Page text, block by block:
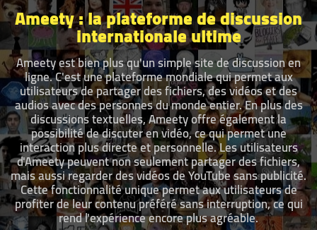
Ameety : la plateforme de discussion
internationale ultime
Ameety est bien plus qu'un simple site de discussion en
ligne. C'est une plateforme mondiale qui permet aux
utilisateurs de partager des fichiers, des vidéos et des
audios avec des personnes du monde entier. En plus des
discussions textuelles, Ameety offre également la
possibilité de discuter en vidéo, ce qui permet une
interaction plus directe et personnelle. Les utilisateurs
d'Ameety peuvent non seulement partager des fichiers,
mais aussi regarder des vidéos de YouTube sans publicité.
Cette fonctionnalité unique permet aux utilisateurs de
profiter de leur contenu préféré sans interruption, ce qui
rend l'expérience encore plus agréable.